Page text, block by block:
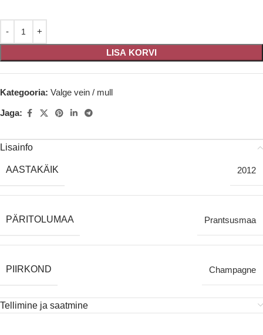
LISA KORVI
Kategooria: Valge vein / mull
Jaga:
Lisainfo
AASTAKÄIK 2012
PÄRITOLUMAA Prantsusmaa
PIIRKOND Champagne
Tellimine ja saatmine